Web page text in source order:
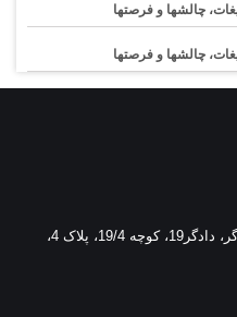
چالشها و فرصتها
چالشها و فرصتها
مشهد، بلوار وکیل آباد، خیابان دادگر، دادگر19، کوچه 19/4، پلاک 4،